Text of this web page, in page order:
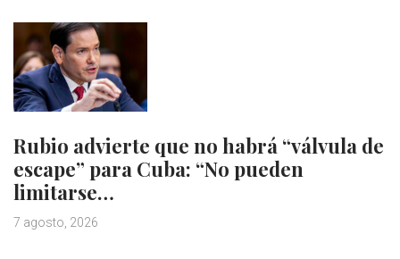
Rubio advierte que no habrá “válvula de
escape” para Cuba: “No pueden
limitarse…
7 agosto, 2026